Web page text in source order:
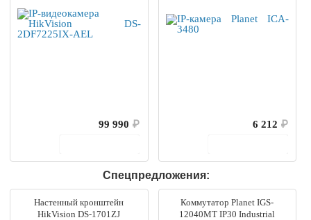
99 990 ₽
6 212 ₽
Спецпредложения:
Настенный кронштейн
HikVision DS-1701ZJ
Коммутатор Planet IGS-
12040MT IP30 Industrial